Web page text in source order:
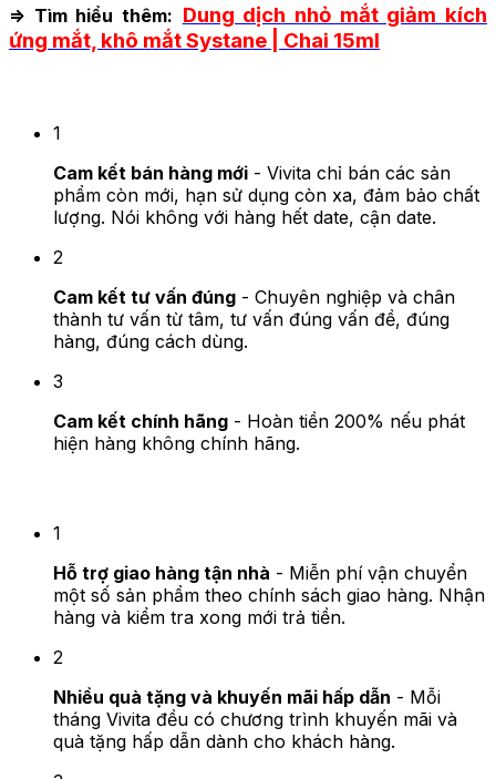
=> Tìm hiểu thêm: Dung dịch nhỏ mắt giảm kích
ứng mắt, khô mắt Systane | Chai 15ml
1
Cam kết bán hàng mới - Vivita chỉ bán các sản
phẩm còn mới, hạn sử dụng còn xa, đảm bảo chất
lượng. Nói không với hàng hết date, cận date.
2
Cam kết tư vấn đúng - Chuyên nghiệp và chân
thành tư vấn từ tâm, tư vấn đúng vấn đề, đúng
hàng, đúng cách dùng.
3
Cam kết chính hãng - Hoàn tiền 200% nếu phát
hiện hàng không chính hãng.
1
Hỗ trợ giao hàng tận nhà - Miễn phí vận chuyển
một số sản phẩm theo chính sách giao hàng. Nhận
hàng và kiểm tra xong mới trả tiền.
2
Nhiều quà tặng và khuyến mãi hấp dẫn - Mỗi
tháng Vivita đều có chương trình khuyến mãi và
quà tặng hấp dẫn dành cho khách hàng.